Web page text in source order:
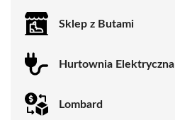
Sklep z Butami
Hurtownia Elektryczna
Lombard